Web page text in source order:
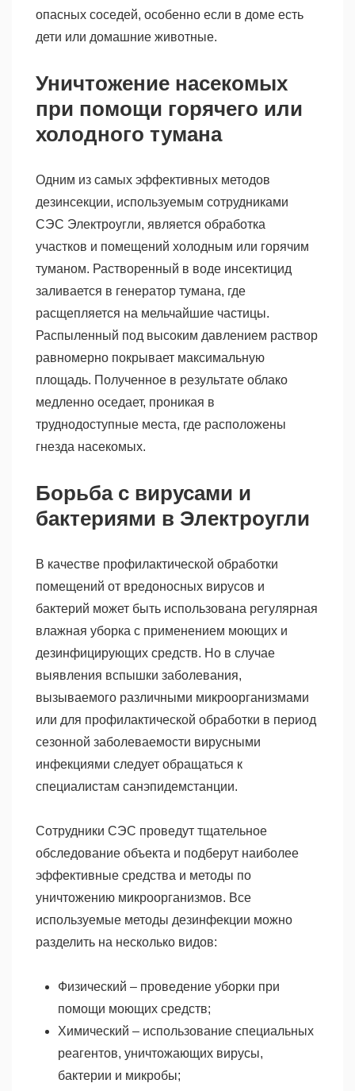
опасных соседей, особенно если в доме есть
дети или домашние животные.
Уничтожение насекомых
при помощи горячего или
холодного тумана
Одним из самых эффективных методов
дезинсекции, используемым сотрудниками
СЭС Электроугли, является обработка
участков и помещений холодным или горячим
туманом. Растворенный в воде инсектицид
заливается в генератор тумана, где
расщепляется на мельчайшие частицы.
Распыленный под высоким давлением раствор
равномерно покрывает максимальную
площадь. Полученное в результате облако
медленно оседает, проникая в
труднодоступные места, где расположены
гнезда насекомых.
Борьба с вирусами и
бактериями в Электроугли
В качестве профилактической обработки
помещений от вредоносных вирусов и
бактерий может быть использована регулярная
влажная уборка с применением моющих и
дезинфицирующих средств. Но в случае
выявления вспышки заболевания,
вызываемого различными микроорганизмами
или для профилактической обработки в период
сезонной заболеваемости вирусными
инфекциями следует обращаться к
специалистам санэпидемстанции.
Сотрудники СЭС проведут тщательное
обследование объекта и подберут наиболее
эффективные средства и методы по
уничтожению микроорганизмов. Все
используемые методы дезинфекции можно
разделить на несколько видов:
Физический – проведение уборки при
помощи моющих средств;
Химический – использование специальных
реагентов, уничтожающих вирусы,
бактерии и микробы;